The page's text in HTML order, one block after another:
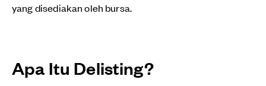
yang disediakan oleh bursa.
Apa Itu Delisting?